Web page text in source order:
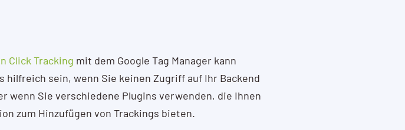
Click Tracking mit dem Google Tag Manager kann
hilfreich sein, wenn Sie keinen Zugriff auf Ihr Backend
wenn Sie verschiedene Plugins verwenden, die Ihnen
zum Hinzufügen von Trackings bieten.